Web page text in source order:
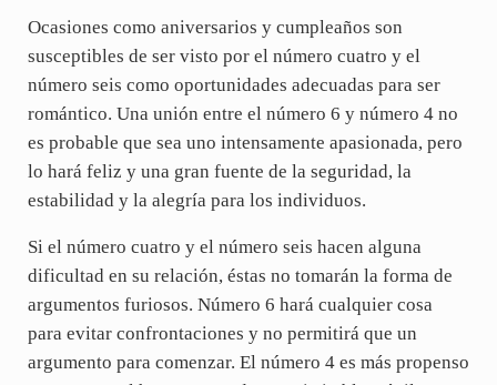
Ocasiones como aniversarios y cumpleaños son
susceptibles de ser visto por el número cuatro y el
número seis como oportunidades adecuadas para ser
romántico. Una unión entre el número 6 y número 4 no
es probable que sea uno intensamente apasionada, pero
lo hará feliz y una gran fuente de la seguridad, la
estabilidad y la alegría para los individuos.
Si el número cuatro y el número seis hacen alguna
dificultad en su relación, éstas no tomarán la forma de
argumentos furiosos. Número 6 hará cualquier cosa
para evitar confrontaciones y no permitirá que un
argumento para comenzar. El número 4 es más propenso